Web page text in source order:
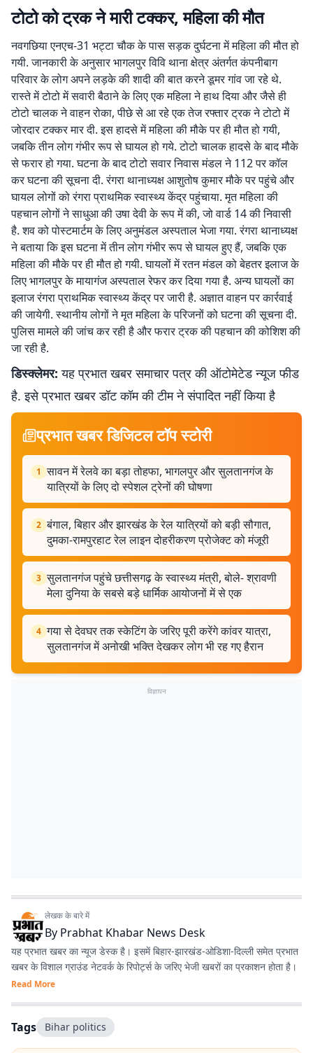
टोटो को ट्रक ने मारी टक्कर, महिला की मौत
नवगछिया एनएच-31 भट्टा चौक के पास सड़क दुर्घटना में महिला की मौत हो
गयी. जानकारी के अनुसार भागलपुर विवि थाना क्षेत्र अंतर्गत कंपनीबाग
परिवार के लोग अपने लड़के की शादी की बात करने डूमर गांव जा रहे थे.
रास्ते में टोटो में सवारी बैठाने के लिए एक महिला ने हाथ दिया और जैसे ही
टोटो चालक ने वाहन रोका, पीछे से आ रहे एक तेज रफ्तार ट्रक ने टोटो में
जोरदार टक्कर मार दी. इस हादसे में महिला की मौके पर ही मौत हो गयी,
जबकि तीन लोग गंभीर रूप से घायल हो गये. टोटो चालक हादसे के बाद मौके
से फरार हो गया. घटना के बाद टोटो सवार निवास मंडल ने 112 पर कॉल
कर घटना की सूचना दी. रंगरा थानाध्यक्ष आशुतोष कुमार मौके पर पहुंचे और
घायल लोगों को रंगरा प्राथमिक स्वास्थ्य केंद्र पहुंचाया. मृत महिला की
पहचान लोगों ने साधुआ की उषा देवी के रूप में की, जो वार्ड 14 की निवासी
है. शव को पोस्टमार्टम के लिए अनुमंडल अस्पताल भेजा गया. रंगरा थानाध्यक्ष
ने बताया कि इस घटना में तीन लोग गंभीर रूप से घायल हुए हैं, जबकि एक
महिला की मौके पर ही मौत हो गयी. घायलों में रतन मंडल को बेहतर इलाज के
लिए भागलपुर के मायागंज अस्पताल रेफर कर दिया गया है. अन्य घायलों का
इलाज रंगरा प्राथमिक स्वास्थ्य केंद्र पर जारी है. अज्ञात वाहन पर कार्रवाई
की जायेगी. स्थानीय लोगों ने मृत महिला के परिजनों को घटना की सूचना दी.
पुलिस मामले की जांच कर रही है और फरार ट्रक की पहचान की कोशिश की
जा रही है.
डिस्क्लेमर: यह प्रभात खबर समाचार पत्र की ऑटोमेटेड न्यूज फीड
है. इसे प्रभात खबर डॉट कॉम की टीम ने संपादित नहीं किया है
प्रभात खबर डिजिटल टॉप स्टोरी
1 सावन में रेलवे का बड़ा तोहफा, भागलपुर और सुलतानगंज के
यात्रियों के लिए दो स्पेशल ट्रेनों की घोषणा
2 बंगाल, बिहार और झारखंड के रेल यात्रियों को बड़ी सौगात,
दुमका-रामपुरहाट रेल लाइन दोहरीकरण प्रोजेक्ट को मंजूरी
3 सुलतानगंज पहुंचे छत्तीसगढ़ के स्वास्थ्य मंत्री, बोले- श्रावणी
मेला दुनिया के सबसे बड़े धार्मिक आयोजनों में से एक
4 गया से देवघर तक स्केटिंग के जरिए पूरी करेंगे कांवर यात्रा,
सुलतानगंज में अनोखी भक्ति देखकर लोग भी रह गए हैरान
विज्ञापन
लेखक के बारे में
By Prabhat Khabar News Desk
यह प्रभात खबर का न्यूज डेस्क है। इसमें बिहार-झारखंड-ओडिशा-दिल्‍ली समेत प्रभात
खबर के विशाल ग्राउंड नेटवर्क के रिपोर्ट्स के जरिए भेजी खबरों का प्रकाशन होता है।
Read More
Tags Bihar politics